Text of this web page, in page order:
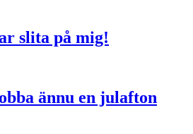
slita på mig!
ännu en julafton